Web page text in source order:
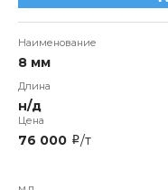
8 мм
н/д
76 000 i/т